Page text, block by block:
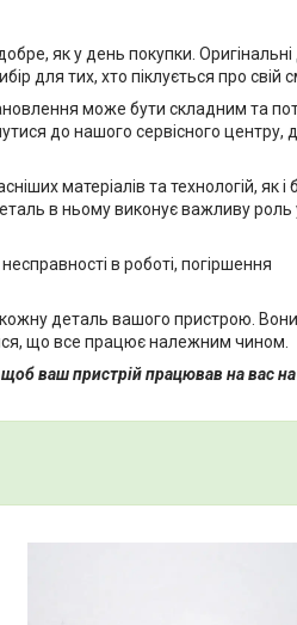
як у день покупки. Оригінальні
для тих, хто піклується про свій
може бути складним та
до нашого сервісного центру,
матеріалів та технологій, як і
в ньому виконує важливу роль
в роботі, погіршення
кожну деталь вашого пристрою.
що все працює належним чином.
ваш пристрій працював на вас